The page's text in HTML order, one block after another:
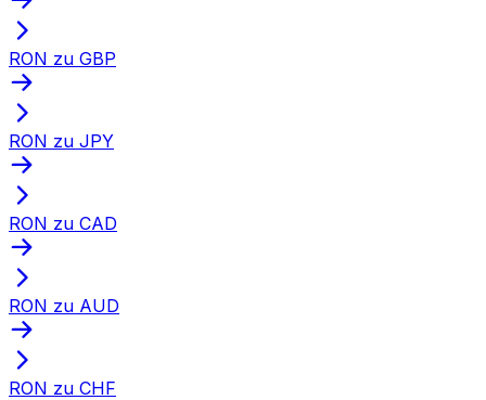
RON zu GBP
RON zu JPY
RON zu CAD
RON zu AUD
RON zu CHF